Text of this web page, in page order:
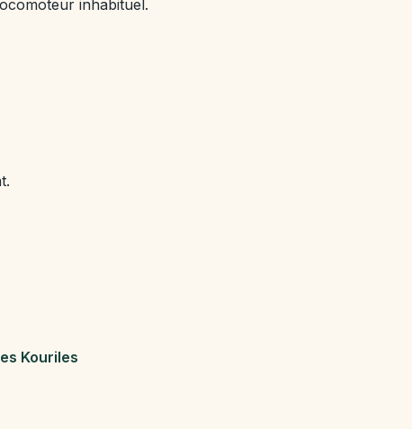
inhabituel.
Kouriles